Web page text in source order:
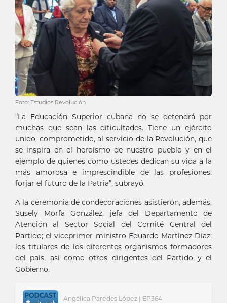
Foto: Estudios Revolución
“La Educación Superior cubana no se detendrá por
muchas que sean las dificultades. Tiene un ejército
unido, comprometido, al servicio de la Revolución, que
se inspira en el heroísmo de nuestro pueblo y en el
ejemplo de quienes como ustedes dedican su vida a la
más amorosa e imprescindible de las profesiones:
forjar el futuro de la Patria”, subrayó.
A la ceremonia de condecoraciones asistieron, además,
Susely Morfa González, jefa del Departamento de
Atención al Sector Social del Comité Central del
Partido; el viceprimer ministro Eduardo Martínez Díaz;
los titulares de los diferentes organismos formadores
del país, así como otros dirigentes del Partido y el
Gobierno.
Angélica Paredes López | EP364